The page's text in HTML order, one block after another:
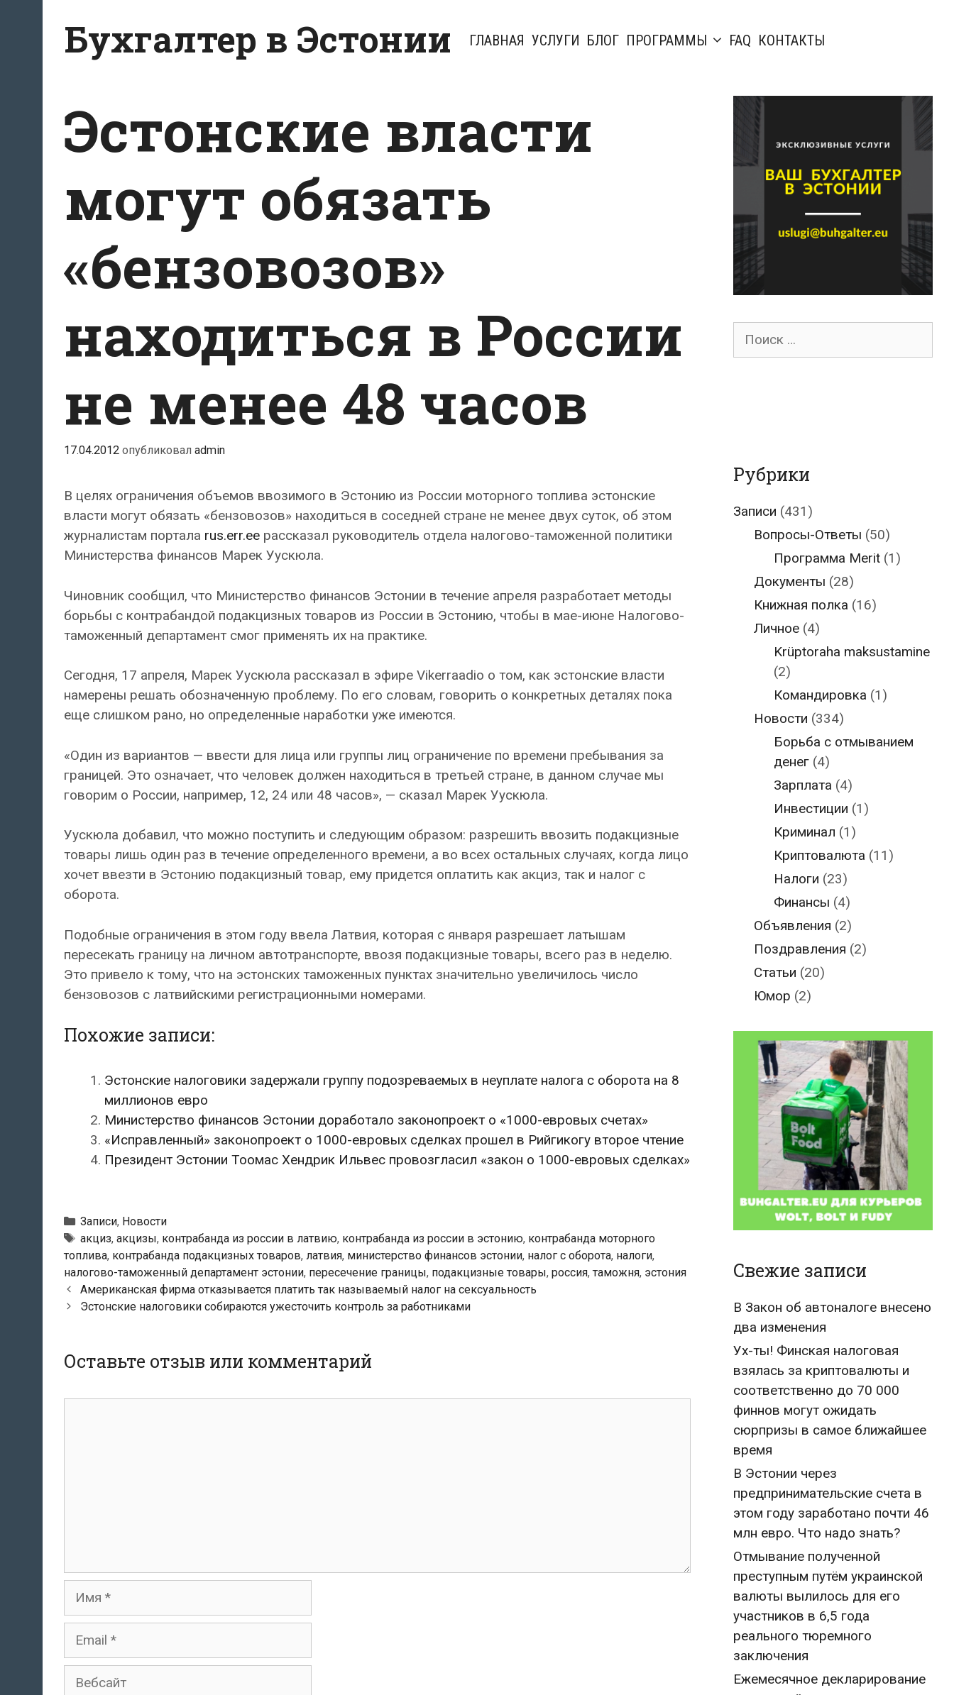
содержанию
Бухгалтер в Эстонии ГЛАВНАЯ УСЛУГИ БЛОГ ПРОГРАММЫ FAQ КОНТАКТЫ
Эстонские власти
могут обязать
«бензовозов»
находиться в России
не менее 48 часов
17.04.2012 опубликовал admin
В целях ограничения объемов ввозимого в Эстонию из России моторного топлива эстонские
власти могут обязать «бензовозов» находиться в соседней стране не менее двух суток, об этом
журналистам портала rus.err.ee рассказал руководитель отдела налогово-таможенной политики
Министерства финансов Марек Уускюла.
Чиновник сообщил, что Министерство финансов Эстонии в течение апреля разработает методы
борьбы с контрабандой подакцизных товаров из России в Эстонию, чтобы в мае-июне Налогово-
таможенный департамент смог применять их на практике.
Сегодня, 17 апреля, Марек Уускюла рассказал в эфире Vikerraadio о том, как эстонские власти
намерены решать обозначенную проблему. По его словам, говорить о конкретных деталях пока
еще слишком рано, но определенные наработки уже имеются.
«Один из вариантов — ввести для лица или группы лиц ограничение по времени пребывания за
границей. Это означает, что человек должен находиться в третьей стране, в данном случае мы
говорим о России, например, 12, 24 или 48 часов», — сказал Марек Уускюла.
Уускюла добавил, что можно поступить и следующим образом: разрешить ввозить подакцизные
товары лишь один раз в течение определенного времени, а во всех остальных случаях, когда лицо
хочет ввезти в Эстонию подакцизный товар, ему придется оплатить как акциз, так и налог с
оборота.
Подобные ограничения в этом году ввела Латвия, которая с января разрешает латышам
пересекать границу на личном автотранспорте, ввозя подакцизные товары, всего раз в неделю.
Это привело к тому, что на эстонских таможенных пунктах значительно увеличилось число
бензовозов с латвийскими регистрационными номерами.
Похожие записи:
Эстонские налоговики задержали группу подозреваемых в неуплате налога с оборота на 8
миллионов евро
Министерство финансов Эстонии доработало законопроект о «1000-евровых счетах»
«Исправленный» законопроект о 1000-евровых сделках прошел в Рийгикогу второе чтение
Президент Эстонии Тоомас Хендрик Ильвес провозгласил «закон о 1000-евровых сделках»
Рубрики
Записи, Новости
Метки
акциз, акцизы, контрабанда из россии в латвию, контрабанда из россии в эстонию, контрабанда моторного
топлива, контрабанда подакцизных товаров, латвия, министерство финансов эстонии, налог с оборота, налоги,
налогово-таможенный департамент эстонии, пересечение границы, подакцизные товары, россия,таможня, эстония
Навигация
по
Американская фирма отказывается платить так называемый налог на сексуальность
Эстонские налоговики собираются ужесточить контроль за работниками
Оставьте отзыв или комментарий
Имя
Email
Вебсайт
Поиск
Рубрики
Записи (431)
Вопросы-Ответы (50)
Программа Merit (1)
Документы (28)
Книжная полка (16)
Личное(4)
Krüptoraha maksustamine
(2)
Командировка (1)
Новости (334)
Борьба с отмыванием
денег (4)
Зарплата (4)
Инвестиции (1)
Криминал (1)
Криптовалюта (11)
Налоги (23)
Финансы (4)
Объявления (2)
Поздравления (2)
Статьи (20)
Юмор (2)
Свежие записи
В Закон об автоналоге внесено
два изменения
Ух-ты! Финская налоговая
взялась за криптовалюты и
соответственно до 70 000
финнов могут ожидать
сюрпризы в самое ближайшее
время
В Эстонии через
предпринимательские счета в
этом году заработано почти 46
млн евро. Что надо знать?
Отмывание полученной
преступным путём украинской
валюты вылилось для его
участников в 6,5 года
реального тюремного
заключения
Ежемесячное декларирование